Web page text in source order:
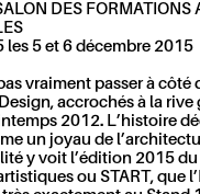
DES FORMATIONS
les 5 et 6 décembre 2015
vraiment passer à côté
accrochés à la rive
2012. L’histoire
un joyau de
y voit l’édition 2015
ou START, que